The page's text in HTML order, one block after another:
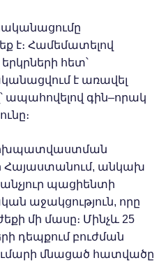
է։ Համեմատելով
հետ՝
է առավել
ապահովելով գին–որակ
անկախ
պացիենտի
աջակցություն, որը
մի մասը։ Մինչև 25
դեպքում բուժման
մնացած հատվածը